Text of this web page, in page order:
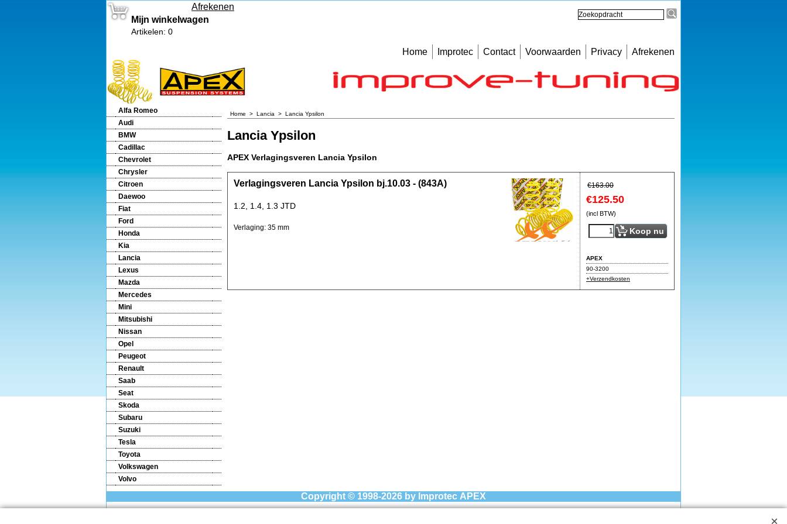
Afrekenen
Mijn winkelwagen
Artikelen: 0
Home Improtec Contact Voorwaarden Privacy Afrekenen
Alfa Romeo
Audi
BMW
Cadillac
Chevrolet
Chrysler
Citroen
Daewoo
Fiat
Ford
Honda
Kia
Lancia
Lexus
Mazda
Mercedes
Mini
Mitsubishi
Nissan
Opel
Peugeot
Renault
Saab
Seat
Skoda
Subaru
Suzuki
Tesla
Toyota
Volkswagen
Volvo
Home > Lancia > Lancia Ypsilon
Lancia Ypsilon
APEX Verlagingsveren Lancia Ypsilon
€163.00
€125.50
(incl BTW)
Koop nu
APEX
90-3200
+Verzendkosten
Verlagingsveren Lancia Ypsilon bj.10.03 - (843A)
1.2, 1.4, 1.3 JTD
Verlaging: 35 mm
Copyright © 1998-2026 by Improtec APEX